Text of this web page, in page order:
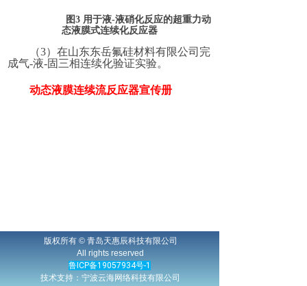
图3 用于液-液硝化反应的超重力动
态液膜式连续化反应器
（3）在山东东岳氟硅材料有限公司完
成气-液-固三相连续化验证实验。
动态液膜连续流反应器宣传册
版权所有 © 青岛天惠辰科技有限公司
All rights reserved
鲁ICP备19057934号-1
技术支持：宁波云海网络科技有限公司